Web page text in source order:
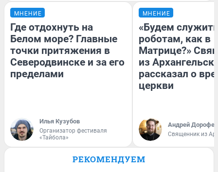
МНЕНИЕ
Где отдохнуть на
Белом море? Главные
точки притяжения в
Северодвинске и за его
пределами
Илья Кузубов
Организатор фестиваля
«Тайбола»
МНЕНИЕ
«Будем
роботам, как в
Матрице?»
из
рассказал о
церкви
Андрей
Священник из
РЕКОМЕНДУЕМ